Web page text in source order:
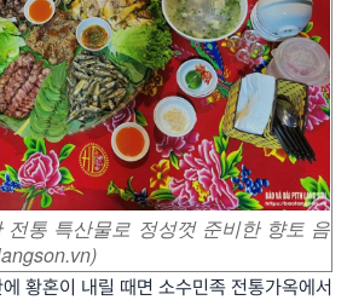
전통 특산물로 정성껏 준비한 향토 음
황혼이 내릴 때면 소수민족 전통가옥에서